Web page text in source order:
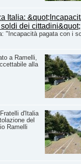
"Incapacità pagata con i
a Ramelli,
alla
d'Italia
del
Ramelli